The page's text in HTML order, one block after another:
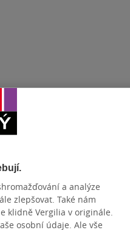
a analýze
zlepšovat. Také nám
klidně Vergilia v originále.
osobní údaje. Ale vše